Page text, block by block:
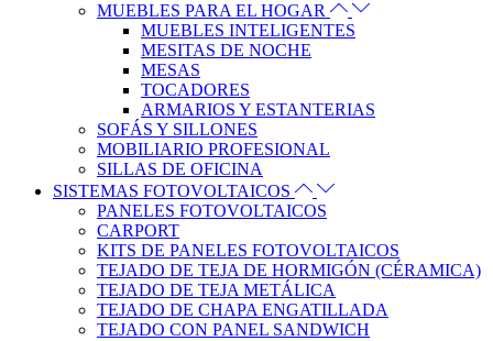
MUEBLES PARA EL HOGAR
MUEBLES INTELIGENTES
MESITAS DE NOCHE
MESAS
TOCADORES
ARMARIOS Y ESTANTERIAS
SOFÁS Y SILLONES
MOBILIARIO PROFESIONAL
SILLAS DE OFICINA
SISTEMAS FOTOVOLTAICOS
PANELES FOTOVOLTAICOS
CARPORT
KITS DE PANELES FOTOVOLTAICOS
TEJADO DE TEJA DE HORMIGÓN (CÉRAMICA)
TEJADO DE TEJA METÁLICA
TEJADO DE CHAPA ENGATILLADA
TEJADO CON PANEL SANDWICH